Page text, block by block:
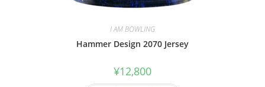
I AM BOWLING
Hammer Design 2070 Jersey
¥12,800